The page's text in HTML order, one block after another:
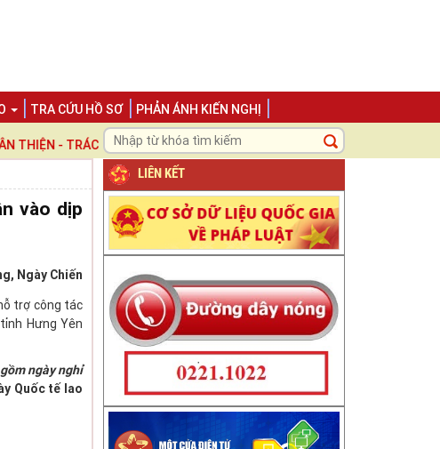
TRA CỨU HỒ SƠ PHẢN ÁNH KIẾN NGHỊ
NHIỆM ", LẤY NGƯỜI DÂN VÀ DOANH NGHIỆP LÀM TRUNG TÂM
vào dịp
Ngày Chiến
trợ công tác
Hưng Yên
ngày nghỉ
Quốc tế lao
LIÊN KẾT